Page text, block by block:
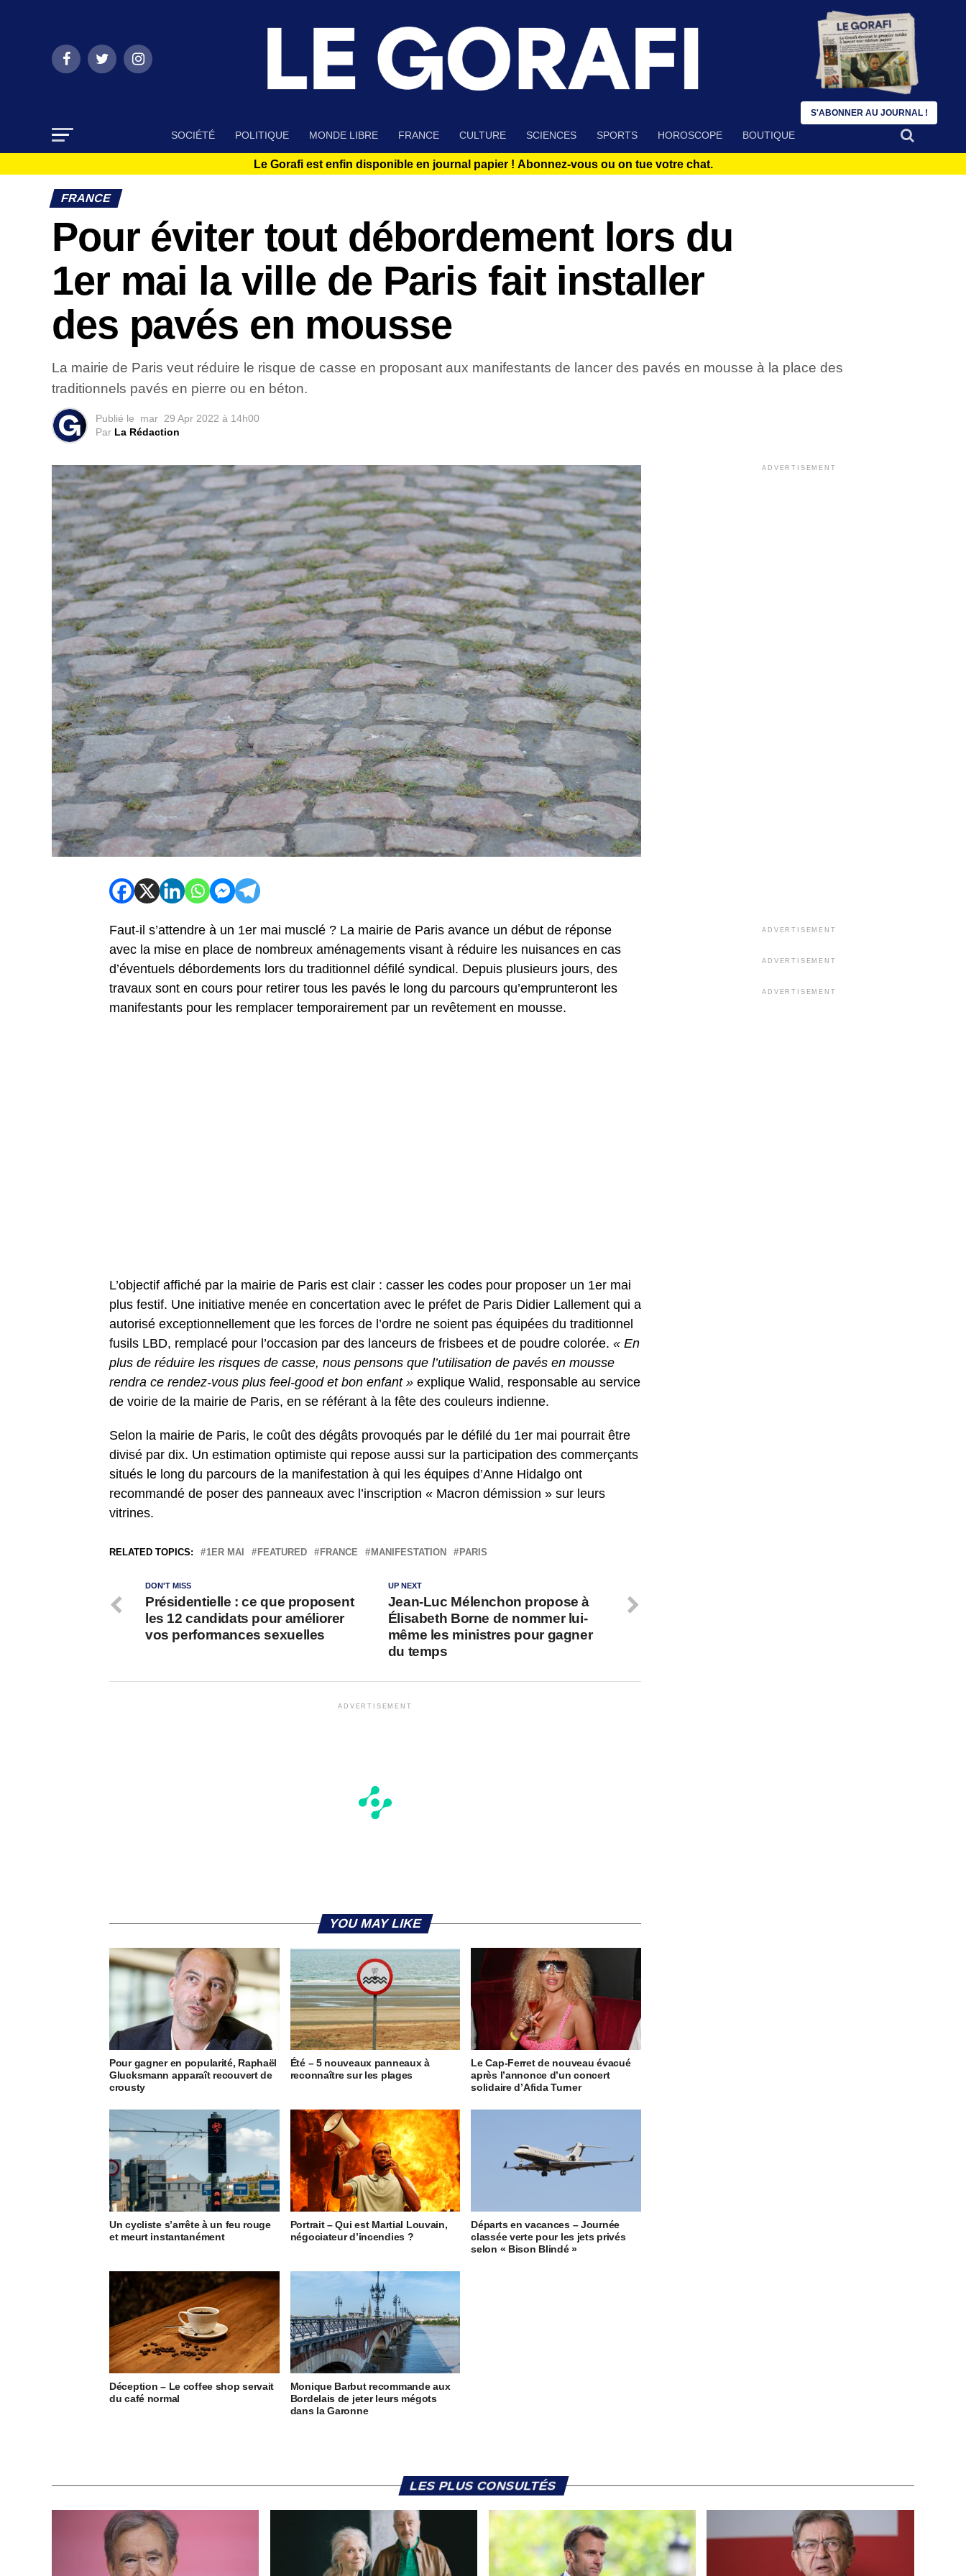
SOCIÉTÉ POLITIQUE MONDE LIBRE FRANCE CULTURE SCIENCES SPORTS HOROSCOPE BOUTIQUE
Le Gorafi est enfin disponible en journal papier ! Abonnez-vous ou on tue votre chat.
FRANCE
Pour éviter tout débordement lors du
1er mai la ville de Paris fait installer
des pavés en mousse
La mairie de Paris veut réduire le risque de casse en proposant aux manifestants de lancer des pavés en mousse à la place des
traditionnels pavés en pierre ou en béton.
Publié le mar 29 Apr 2022 à 14h00
Par La Rédaction
Faut-il s’attendre à un 1er mai musclé ? La mairie de Paris avance un début de réponse
avec la mise en place de nombreux aménagements visant à réduire les nuisances en cas
d’éventuels débordements lors du traditionnel défilé syndical. Depuis plusieurs jours, des
travaux sont en cours pour retirer tous les pavés le long du parcours qu’emprunteront les
manifestants pour les remplacer temporairement par un revêtement en mousse.
L’objectif affiché par la mairie de Paris est clair : casser les codes pour proposer un 1er mai
plus festif. Une initiative menée en concertation avec le préfet de Paris Didier Lallement qui a
autorisé exceptionnellement que les forces de l’ordre ne soient pas équipées du traditionnel
fusils LBD, remplacé pour l’occasion par des lanceurs de frisbees et de poudre colorée. « En
plus de réduire les risques de casse, nous pensons que l’utilisation de pavés en mousse
rendra ce rendez-vous plus feel-good et bon enfant » explique Walid, responsable au service
de voirie de la mairie de Paris, en se référant à la fête des couleurs indienne.
Selon la mairie de Paris, le coût des dégâts provoqués par le défilé du 1er mai pourrait être
divisé par dix. Un estimation optimiste qui repose aussi sur la participation des commerçants
situés le long du parcours de la manifestation à qui les équipes d’Anne Hidalgo ont
recommandé de poser des panneaux avec l’inscription « Macron démission » sur leurs
vitrines.
RELATED TOPICS: 1ER MAI FEATURED FRANCE MANIFESTATION PARIS
UP NEXT
Jean-Luc Mélenchon propose à
Élisabeth Borne de nommer lui-
même les ministres pour gagner
du temps
DON'T MISS
Présidentielle : ce que proposent
les 12 candidats pour améliorer
vos performances sexuelles
ADVERTISEMENT
YOU MAY LIKE
Pour gagner en popularité, Raphaël
Glucksmann apparaît recouvert de
crousty
Été – 5 nouveaux panneaux à
reconnaître sur les plages
Le Cap-Ferret de nouveau évacué
après l’annonce d’un concert
solidaire d’Afida Turner
Un cycliste s’arrête à un feu rouge
et meurt instantanément
Portrait – Qui est Martial Louvain,
négociateur d’incendies ?
Départs en vacances – Journée
classée verte pour les jets privés
selon « Bison Blindé »
Déception – Le coffee shop servait
du café normal
Monique Barbut recommande aux
Bordelais de jeter leurs mégots
dans la Garonne
ADVERTISEMENT
ADVERTISEMENT
ADVERTISEMENT
ADVERTISEMENT
LES PLUS CONSULTÉS
S'ABONNER AU JOURNAL !